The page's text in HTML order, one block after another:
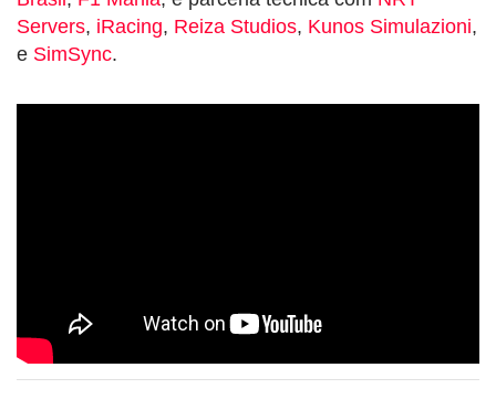
Servers, iRacing, Reiza Studios, Kunos Simulazioni,
e SimSync.